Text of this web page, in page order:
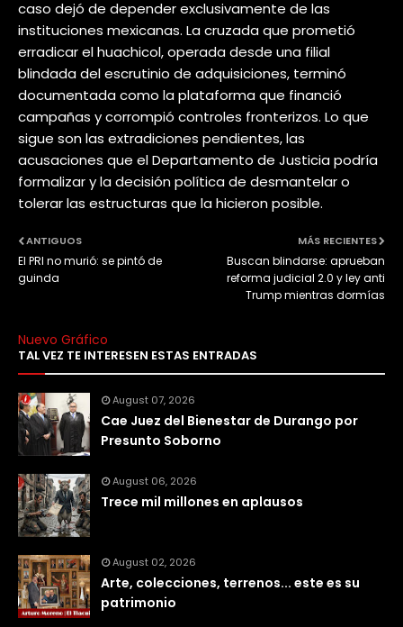
caso dejó de depender exclusivamente de las
instituciones mexicanas. La cruzada que prometió
erradicar el huachicol, operada desde una filial
blindada del escrutinio de adquisiciones, terminó
documentada como la plataforma que financió
campañas y corrompió controles fronterizos. Lo que
sigue son las extradiciones pendientes, las
acusaciones que el Departamento de Justicia podría
formalizar y la decisión política de desmantelar o
tolerar las estructuras que la hicieron posible.
MÁS RECIENTES
Buscan blindarse: aprueban
reforma judicial 2.0 y ley anti
Trump mientras dormías
ANTIGUOS
El PRI no murió: se pintó de
guinda
Nuevo Gráfico
TAL VEZ TE INTERESEN ESTAS ENTRADAS
August 07, 2026
Cae Juez del Bienestar de Durango por
Presunto Soborno
August 06, 2026
Trece mil millones en aplausos
August 02, 2026
Arte, colecciones, terrenos... este es su
patrimonio